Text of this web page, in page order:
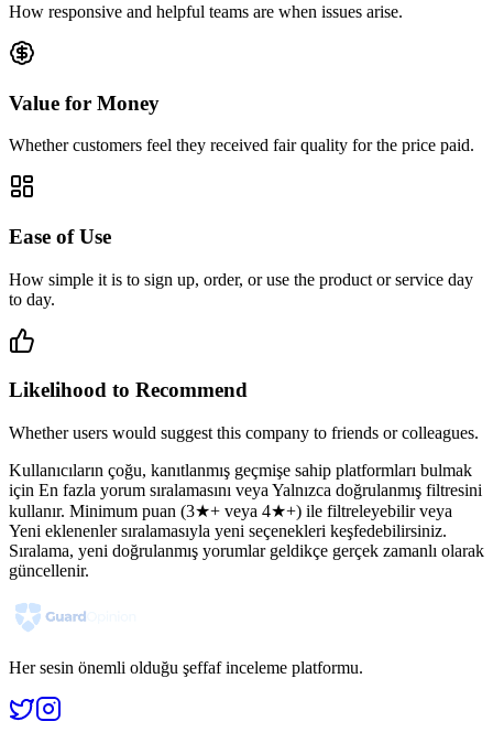
How responsive and helpful teams are when issues arise.
Value for Money
Whether customers feel they received fair quality for the price paid.
Ease of Use
How simple it is to sign up, order, or use the product or service day
to day.
Likelihood to Recommend
Whether users would suggest this company to friends or colleagues.
Kullanıcıların çoğu, kanıtlanmış geçmişe sahip platformları bulmak
için En fazla yorum sıralamasını veya Yalnızca doğrulanmış filtresini
kullanır. Minimum puan (3★+ veya 4★+) ile filtreleyebilir veya
Yeni eklenenler sıralamasıyla yeni seçenekleri keşfedebilirsiniz.
Sıralama, yeni doğrulanmış yorumlar geldikçe gerçek zamanlı olarak
güncellenir.
Her sesin önemli olduğu şeffaf inceleme platformu.